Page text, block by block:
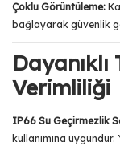
Çoklu Görüntüleme:
bağlayarak güvenlik
Dayanıklı
Verimliliği
IP66 Su Geçirmezlik
kullanımına